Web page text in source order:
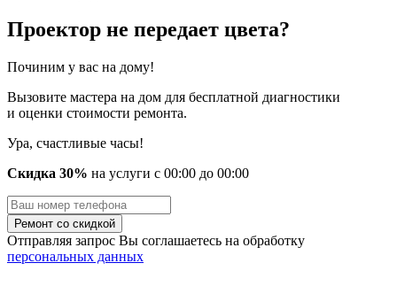
Проектор не передает цвета?
Починим у вас на дому!
Вызовите мастера на дом для бесплатной диагностики
и оценки стоимости ремонта.
Ура, счастливые часы!
Скидка 30% на услуги с 00:00 до 00:00
Отправляя запрос Вы соглашаетесь на обработку
персональных данных